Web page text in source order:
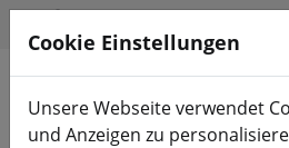
Produkte suchen
Cookie Einstellungen
Unsere Webseite verwendet
und Anzeigen zu